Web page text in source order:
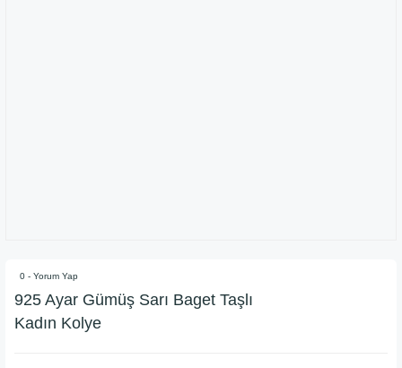
0 - Yorum Yap
925 Ayar Gümüş Sarı Baget Taşlı
Kadın Kolye